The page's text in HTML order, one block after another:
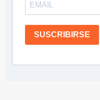
SUSCRIBIRSE